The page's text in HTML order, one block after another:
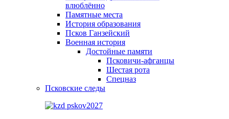
влюблённо
Памятные места
История образования
Псков Ганзейский
Военная история
Достойные памяти
Псковичи-афганцы
Шестая рота
Спецназ
Псковские следы